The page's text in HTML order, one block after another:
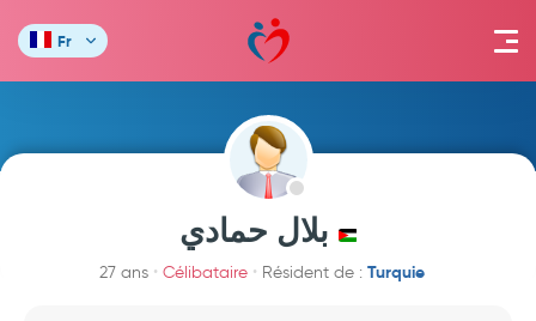
Fr
بلال حمادي
27 ans Célibataire Résident de : Turquie